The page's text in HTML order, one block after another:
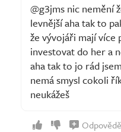
@g3jms nic nemění
levnější aha tak to
že vývojáři mají více
investovat do her a
aha tak to jo rád
nemá smysl cokoli
neukážeš